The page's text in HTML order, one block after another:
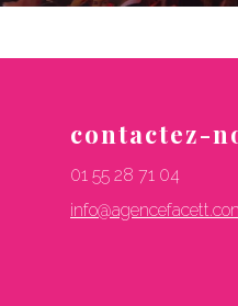
contactez-
01 55 28 71 04